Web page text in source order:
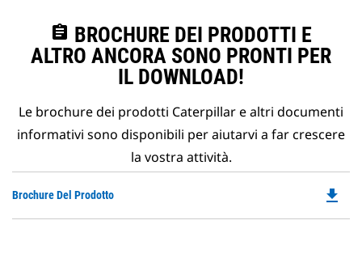
assignment BROCHURE DEI PRODOTTI E
ALTRO ANCORA SONO PRONTI PER
IL DOWNLOAD!
Le brochure dei prodotti Caterpillar e altri documenti
informativi sono disponibili per aiutarvi a far crescere
la vostra attività.
Brochure Del Prodotto file_download